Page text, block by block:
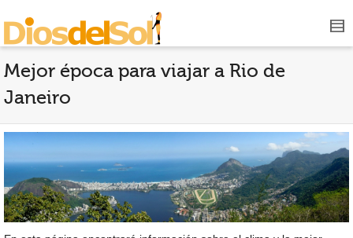
Mejor época para viajar a Rio de
Janeiro